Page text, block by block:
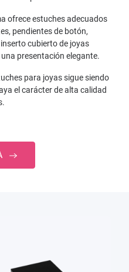
ofrece estuches adecuados
pendientes de botón,
cubierto de joyas
presentación elegante.
para joyas sigue siendo
el carácter de alta calidad